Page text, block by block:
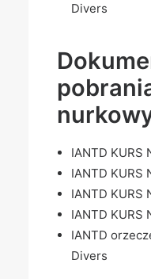
Divers
IANTD KURS
IANTD KURS
IANTD KURS
IANTD KURS
IANTD
Divers